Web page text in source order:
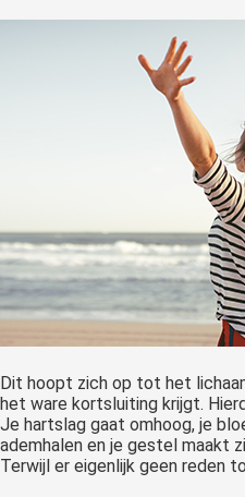
Dit hoopt zich op tot het
het ware kortsluiting krijgt.
Je hartslag gaat omhoog, je
ademhalen en je gestel maakt
Terwijl er eigenlijk geen reden